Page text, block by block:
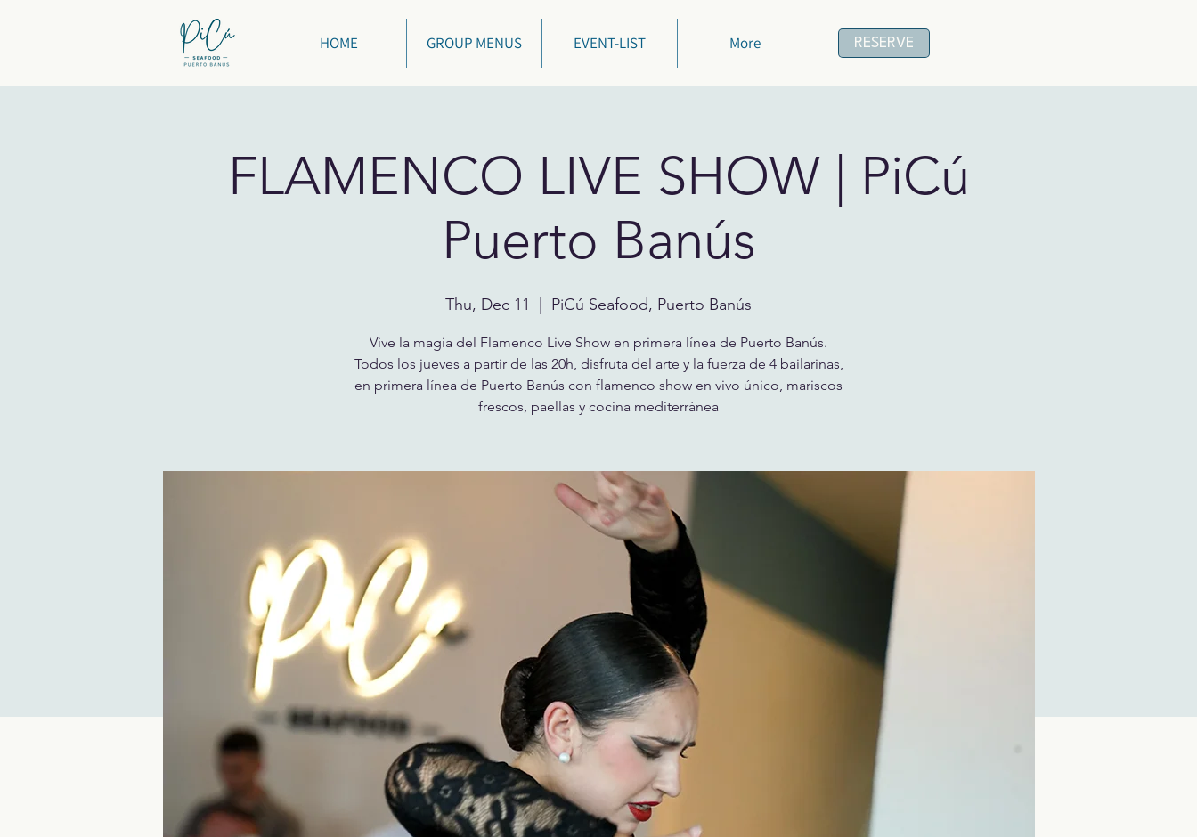
HOME GROUP MENUS EVENT-LIST More RESERVE
FLAMENCO LIVE SHOW | PiCú
Puerto Banús
Thu, Dec 11 PiCú Seafood, Puerto Banús
Vive la magia del Flamenco Live Show en primera línea de Puerto Banús.
Todos los jueves a partir de las 20h, disfruta del arte y la fuerza de 4 bailarinas,
en primera línea de Puerto Banús con flamenco show en vivo único, mariscos
frescos, paellas y cocina mediterránea